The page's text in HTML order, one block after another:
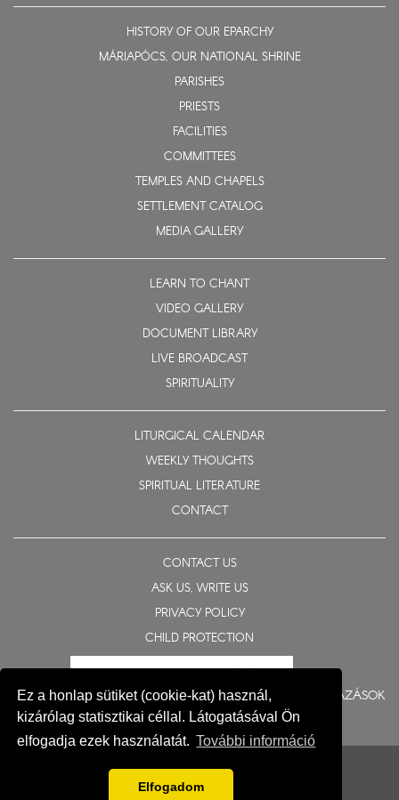
Ez a honlap sütiket (cookie-kat) használ,
kizárólag statisztikai céllal. Látogatásával Ön
elfogadja ezek használatát. További információ
Elfogadom
HISTORY OF OUR EPARCHY
MÁRIAPÓCS, OUR NATIONAL SHRINE
PARISHES
PRIESTS
FACILITIES
COMMITTEES
TEMPLES AND CHAPELS
SETTLEMENT CATALOG
MEDIA GALLERY
LEARN TO CHANT
VIDEO GALLERY
DOCUMENT LIBRARY
LIVE BROADCAST
SPIRITUALITY
LITURGICAL CALENDAR
WEEKLY THOUGHTS
SPIRITUAL LITERATURE
CONTACT
CONTACT US
ASK US, WRITE US
PRIVACY POLICY
CHILD PROTECTION
BERUHÁZÁSOK
Impresszum